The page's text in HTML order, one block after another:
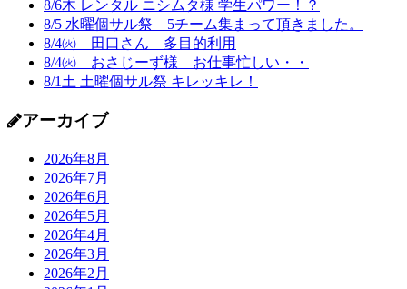
8/6木 レンタル ニシムタ様 学生パワー！？
8/5 水曜個サル祭 5チーム集まって頂きました。
8/4㈫ 田口さん 多目的利用
8/4㈫ おさじーず様 お仕事忙しい・・
8/1土 土曜個サル祭 キレッキレ！
アーカイブ
2026年8月
2026年7月
2026年6月
2026年5月
2026年4月
2026年3月
2026年2月